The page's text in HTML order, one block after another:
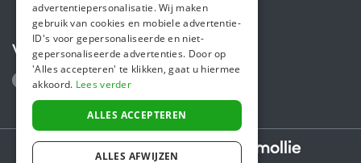
Volg ons
Secure payments powered by
advertentiepersonalisatie. Wij maken
gebruik van cookies en mobiele advertentie-
ID's voor gepersonaliseerde en niet-
gepersonaliseerde advertenties. Door op
'Alles accepteren' te klikken, gaat u hiermee
akkoord. Lees verder
ALLES ACCEPTEREN
ALLES AFWIJZEN